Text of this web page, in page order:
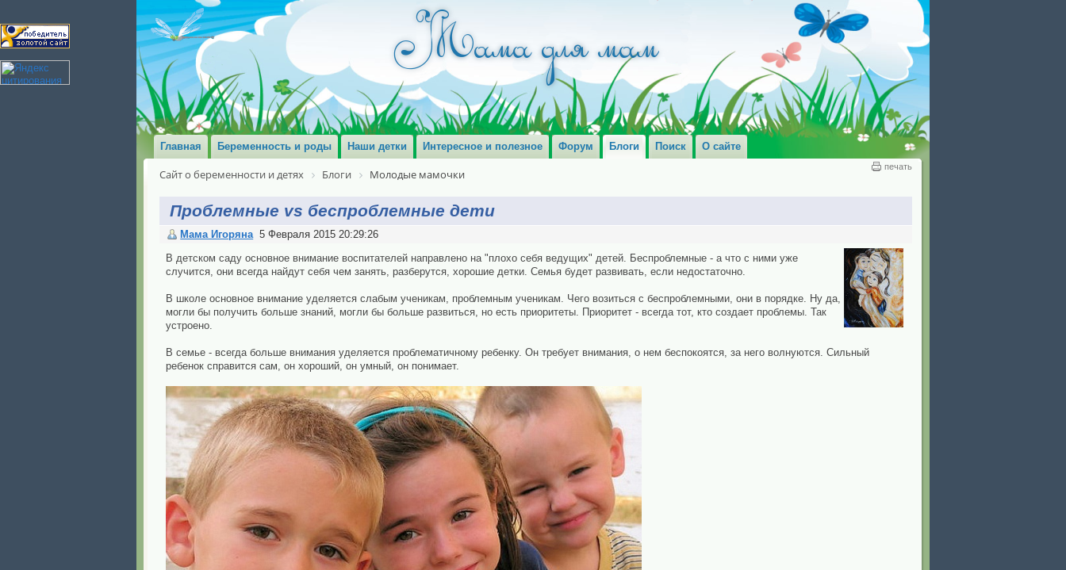
Главная Беременность и роды Наши детки Интересное и полезное Форум Блоги Поиск О сайте
печать
Сайт о беременности и детях Блоги Молодые мамочки
Проблемные vs беспроблемные дети
Мама Игоряна 5 Февраля 2015 20:29:26
В детском саду основное внимание воспитателей направлено на "плохо себя ведущих" детей. Беспроблемные - а что с ними уже
случится, они всегда найдут себя чем занять, разберутся, хорошие детки. Семья будет развивать, если недостаточно.
В школе основное внимание уделяется слабым ученикам, проблемным ученикам. Чего возиться с беспроблемными, они в порядке. Ну да,
могли бы получить больше знаний, могли бы больше развиться, но есть приоритеты. Приоритет - всегда тот, кто создает проблемы. Так
устроено.
В семье - всегда больше внимания уделяется проблематичному ребенку. Он требует внимания, о нем беспокоятся, за него волнуются. Сильный
ребенок справится сам, он хороший, он умный, он понимает.